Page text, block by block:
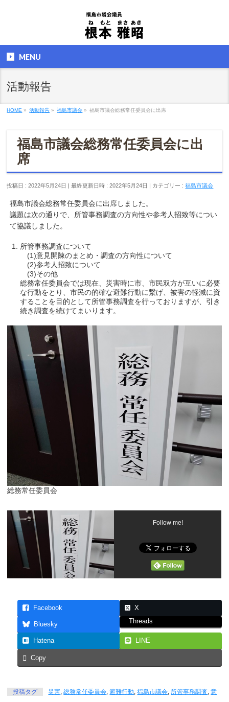
MENU
活動報告
HOME » 活動報告 » 福島市議会 » 福島市議会総務常任委員会に出席
福島市議会総務常任委員会に出
席
投稿日 : 2022年5月24日 最終更新日時 : 2022年5月24日 カテゴリー :福島市議会
福島市議会総務常任委員会に出席しました。
議題は次の通りで、所管事務調査の方向性や参考人招致等につい
て協議しました。
所管事務調査について
(1)意見開陳のまとめ・調査の方向性について
(2)参考人招致について
(3)その他
総務常任委員会では現在、災害時に市、市民双方が互いに必要
な行動をとり、市民の的確な避難行動に繋げ、被害の軽減に資
することを目的として所管事務調査を行っておりますが、引き
続き調査を続けてまいります。
総務常任委員会
Follow me!
Facebook X
Bluesky Threads
Hatena LINE
Copy
投稿タグ 災害,総務常任委員会,避難行動,福島市議会, 所管事務調査,意